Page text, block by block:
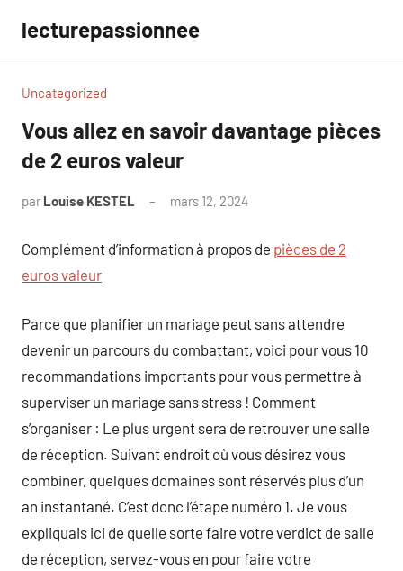
contenu
lecturepassionnee
Uncategorized
Vous allez en savoir davantage pièces
de 2 euros valeur
par Louise KESTEL mars 12, 2024
Complément d’information à propos de pièces de 2
euros valeur
Parce que planifier un mariage peut sans attendre
devenir un parcours du combattant, voici pour vous 10
recommandations importants pour vous permettre à
superviser un mariage sans stress ! Comment
s’organiser : Le plus urgent sera de retrouver une salle
de réception. Suivant endroit où vous désirez vous
combiner, quelques domaines sont réservés plus d’un
an instantané. C’est donc l’étape numéro 1. Je vous
expliquais ici de quelle sorte faire votre verdict de salle
de réception, servez-vous en pour faire votre